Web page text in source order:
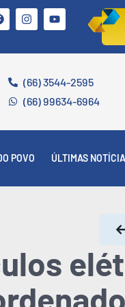
(66) 3544-2595
(66) 99634-6964
POVO ÚLTIMAS